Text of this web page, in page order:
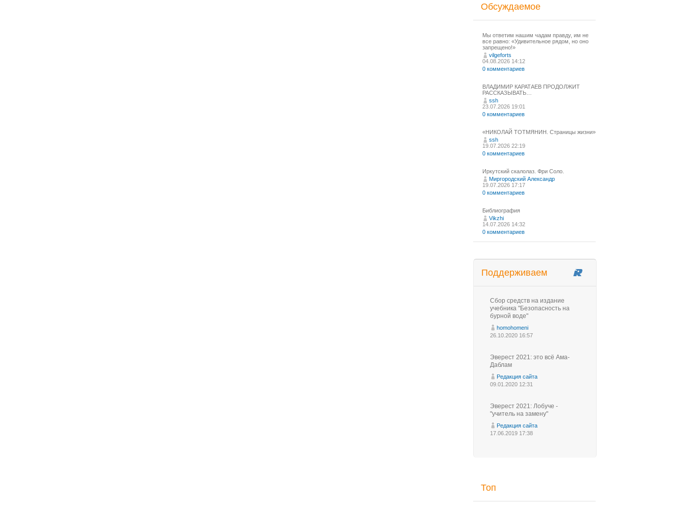
Обсуждаемое
Мы ответим нашим чадам правду, им не
все равно: «Удивительное рядом, но оно
запрещено!»
vilgeforts
04.08.2026 14:12
0 комментариев
ВЛАДИМИР КАРАТАЕВ ПРОДОЛЖИТ
РАССКАЗЫВАТЬ…
ssh
23.07.2026 19:01
0 комментариев
«НИКОЛАЙ ТОТМЯНИН. Страницы жизни»
ssh
19.07.2026 22:19
0 комментариев
Иркутский скалолаз. Фри Соло.
Миргородский Александр
19.07.2026 17:17
0 комментариев
Библиография
Vikzhi
14.07.2026 14:32
0 комментариев
Поддерживаем
Сбор средств на издание
учебника "Безопасность на
бурной воде"
homohomeni
26.10.2020 16:57
Эверест 2021: это всё Ама-
Даблам
Редакция сайта
09.01.2020 12:31
Эверест 2021: Лобуче -
"учитель на замену"
Редакция сайта
17.06.2019 17:38
Топ